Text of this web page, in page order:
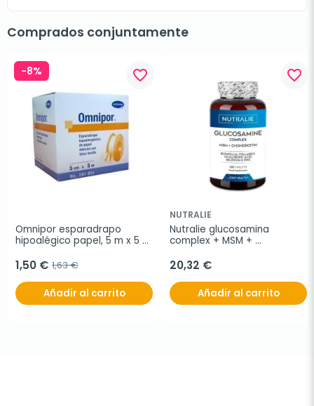
Comprados conjuntamente
-8% favorite_border
Omnipor esparadrapo
hipoalégico papel, 5 m x 5
1,50 € 1,63 €
Añadir al carrito
favorite_border
NUTRALIE
Nutralie glucosamina
complex + MSM +
20,32 €
Añadir al carrito